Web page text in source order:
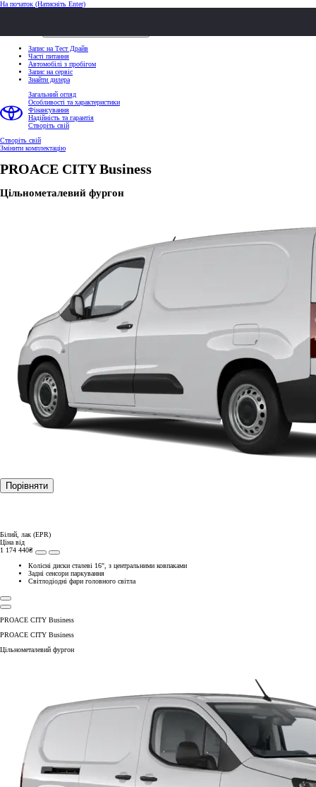
На початок (Натисніть Enter)
Запис на Тест Драйв
Часті питання
Автомобілі з пробігом
Запис на сервіс
Знайти дилера
Загальний огляд
Особливості та характеристики
Фінансування
Надійність та гарантія
Створіть свій
Створіть свій
Змінити комплектацію
PROACE CITYBusiness
Цільнометалевий фургон
Порівняти
Білий, лак (EPR)
Ціна від
1 174 440₴
Колісні диски сталеві 16", з центральними ковпаками
Задні сенсори паркування
Світлодіодні фари головного світла
PROACE CITY Business
PROACE CITY Business
Цільнометалевий фургон